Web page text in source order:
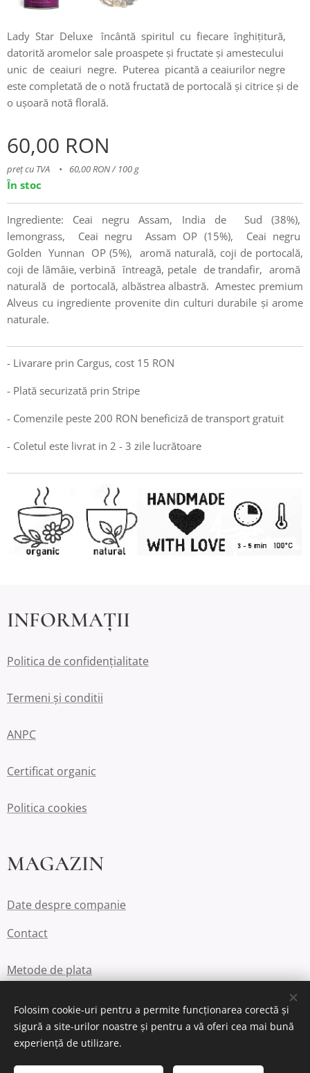
Lady Star Deluxe încântă spiritul cu fiecare înghițitură,
datorită aromelor sale proaspete și fructate și amestecului
unic de ceaiuri negre. Puterea picantă a ceaiurilor negre
este completată de o notă fructată de portocală și citrice și de
o ușoară notă florală.
60,00 RON
preț cu TVA 60,00 RON / 100 g
În stoc
Ingrediente: Ceai negru Assam, India de Sud (38%),
lemongrass, Ceai negru Assam OP (15%), Ceai negru
Golden Yunnan OP (5%), aromă naturală, coji de portocală,
coji de lămâie, verbină întreagă, petale de trandafir, aromă
naturală de portocală, albăstrea albastră. Amestec premium
Alveus cu ingrediente provenite din culturi durabile și arome
naturale.
- Livarare prin Cargus, cost 15 RON
- Plată securizată prin Stripe
- Comenzile peste 200 RON beneficiză de transport gratuit
- Coletul este livrat in 2 - 3 zile lucrătoare
INFORMAȚII
Politica de confidențialitate
Termeni și conditii
ANPC
Certificat organic
Politica cookies
MAGAZIN
Date despre companie
Contact
Metode de plata
Politica de retur
Cookie-uri
Folosim cookie-uri pentru a permite funcționarea corectă și
sigură a site-urilor noastre și pentru a vă oferi cea mai bună
experiență de utilizare.